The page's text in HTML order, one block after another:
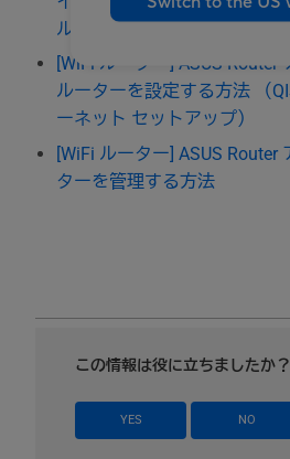
ルーターをセットアップする
[WiFi ルーター] ASUS Router
ルーターを設定する方法 （
ーネット セットアップ）
[WiFi ルーター] ASUS Router
ターを管理する方法
この情報は役に立ちましたか？
YES NO